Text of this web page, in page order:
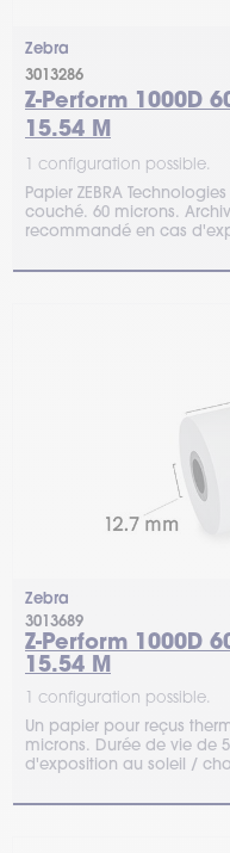
Zebra
3013286
Z-Perform 1000D
15.54 M
1 configuration possible.
Papier ZEBRA
couché. 60 microns.
recommandé en cas
Zebra
3013689
Z-Perform 1000D
15.54 M
1 configuration possible.
Un papier pour reçus
microns. Durée de vie de
d'exposition au soleil /